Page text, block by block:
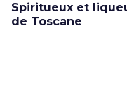
Spiritueux et
de Toscane